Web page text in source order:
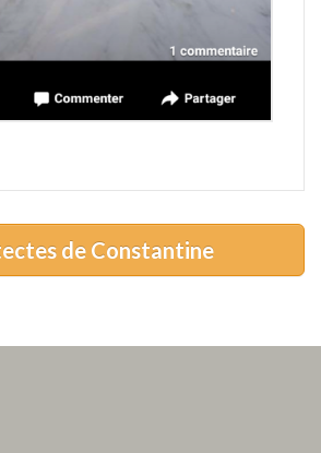
de Constantine